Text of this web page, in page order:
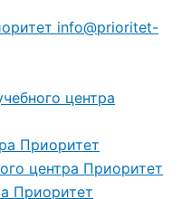
info@prioritet-